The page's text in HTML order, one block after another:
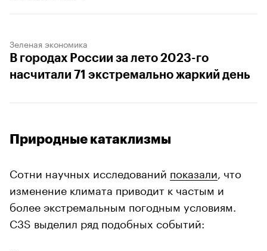
Зеленая экономика
В городах России за лето 2023-го
насчитали 71 экстремально жаркий день
Природные катаклизмы
Сотни научных исследований показали , что
изменение климата приводит к частым и
более экстремальным погодным условиям.
C3S выделил ряд подобных событий: